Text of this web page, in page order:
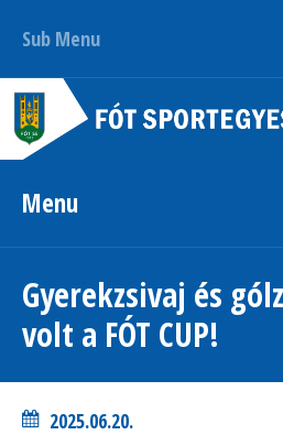
Sub Menu
Menu
Gyerekzsivaj és
volt a FÓT CUP!
2025.06.20.